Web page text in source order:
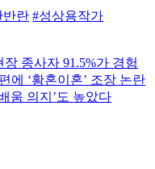
반란 #성상용작가
종사자 91.5%가 경험
에 ‘황혼이혼’ 조장 논란
움 의지’도 높았다